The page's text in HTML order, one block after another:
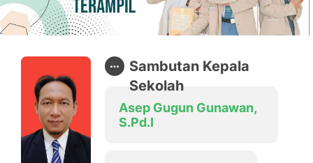
Sambutan Kepala
Sekolah
Asep Gugun Gunawan,
S.Pd.I